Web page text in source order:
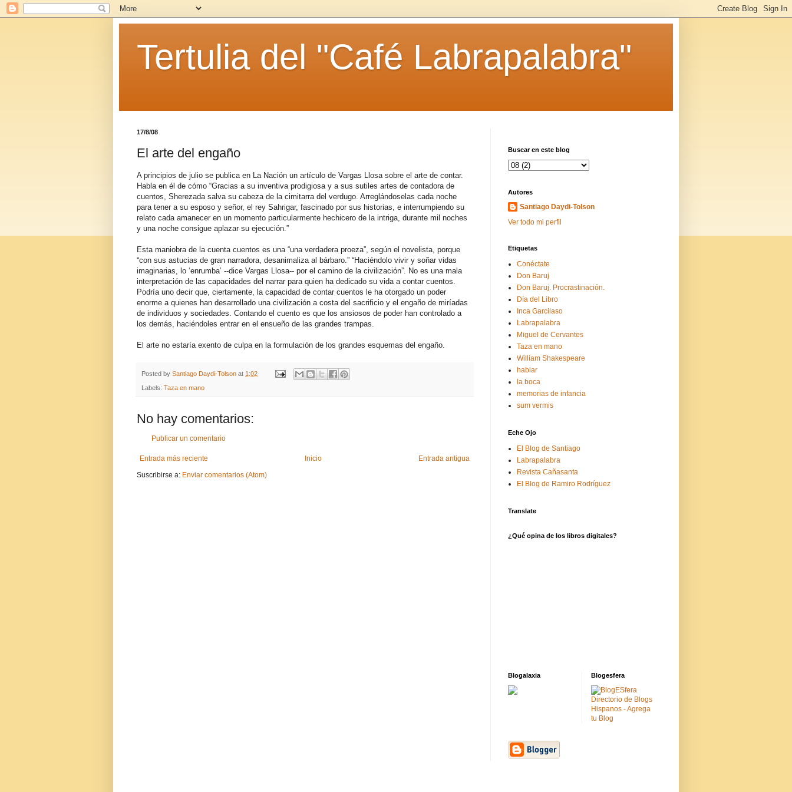
Tertulia del "Café Labrapalabra"
17/8/08
El arte del engaño
A principios de julio se publica en La Nación un artículo de Vargas Llosa sobre el arte de contar.
Habla en él de cómo “Gracias a su inventiva prodigiosa y a sus sutiles artes de contadora de
cuentos, Sherezada salva su cabeza de la cimitarra del verdugo. Arreglándoselas cada noche
para tener a su esposo y señor, el rey Sahrigar, fascinado por sus historias, e interrumpiendo su
relato cada amanecer en un momento particularmente hechicero de la intriga, durante mil noches
y una noche consigue aplazar su ejecución.”
Esta maniobra de la cuenta cuentos es una “una verdadera proeza”, según el novelista, porque
“con sus astucias de gran narradora, desanimaliza al bárbaro.” “Haciéndolo vivir y soñar vidas
imaginarias, lo ‘enrumba’ --dice Vargas Llosa-- por el camino de la civilización”. No es una mala
interpretación de las capacidades del narrar para quien ha dedicado su vida a contar cuentos.
Podría uno decir que, ciertamente, la capacidad de contar cuentos le ha otorgado un poder
enorme a quienes han desarrollado una civilización a costa del sacrificio y el engaño de miríadas
de individuos y sociedades. Contando el cuento es que los ansiosos de poder han controlado a
los demás, haciéndoles entrar en el ensueño de las grandes trampas.
El arte no estaría exento de culpa en la formulación de los grandes esquemas del engaño.
Posted by Santiago Daydi-Tolson at 1:02
Labels: Taza en mano
No hay comentarios:
Publicar un comentario
Entrada más reciente Entrada antigua
Inicio
Suscribirse a: Enviar comentarios (Atom)
Buscar en este blog
Autores
Santiago Daydi-Tolson
Ver todo mi perfil
Etiquetas
Conéctate
Don Baruj
Don Baruj. Procrastinación.
Día del Libro
Inca Garcilaso
Labrapalabra
Miguel de Cervantes
Taza en mano
William Shakespeare
hablar
la boca
memorias de infancia
sum vermis
Eche Ojo
El Blog de Santiago
Labrapalabra
Revista Cañasanta
El Blog de Ramiro Rodríguez
Translate
¿Qué opina de los libros digitales?
Blogalaxia Blogesfera